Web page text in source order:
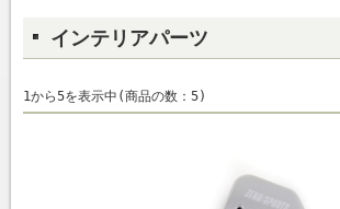
インテリアパーツ
1から5を表示中(商品の数：5)